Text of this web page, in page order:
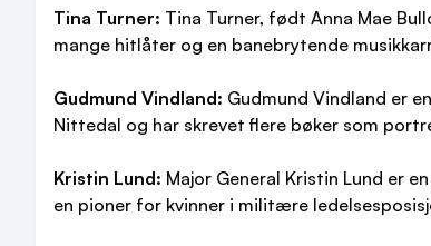
Tina Turner: Tina Turner, født Anna Mae
mange hitlåter og en banebrytende
Gudmund Vindland: Gudmund Vindland er
Nittedal og har skrevet flere bøker som
Kristin Lund: Major General Kristin Lund er
en pioner for kvinner i militære